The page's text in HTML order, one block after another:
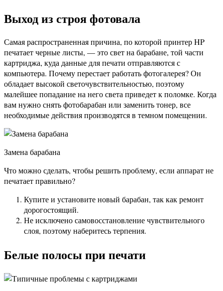
Выход из строя фотовала
Самая распространенная причина, по которой принтер HP
печатает черные листы, — это свет на барабане, той части
картриджа, куда данные для печати отправляются с
компьютера. Почему перестает работать фотогалерея? Он
обладает высокой светочувствительностью, поэтому
малейшее попадание на него света приведет к поломке. Когда
вам нужно снять фотобарабан или заменить тонер, все
необходимые действия производятся в темном помещении.
Замена барабана
Что можно сделать, чтобы решить проблему, если аппарат не
печатает правильно?
Купите и установите новый барабан, так как ремонт
дорогостоящий.
Не исключено самовосстановление чувствительного
слоя, поэтому наберитесь терпения.
Белые полосы при печати